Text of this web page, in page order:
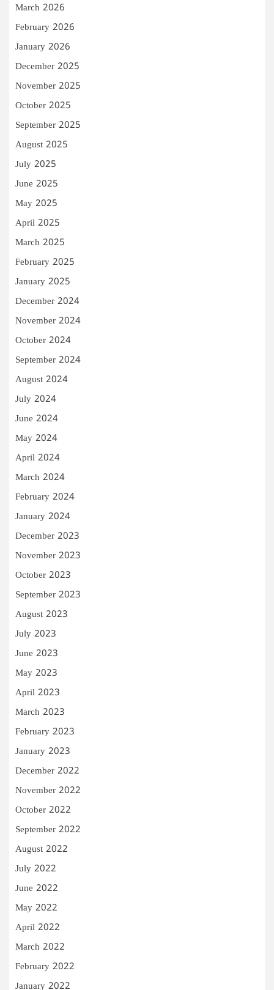
March 2026
February 2026
January 2026
December 2025
November 2025
October 2025
September 2025
August 2025
July 2025
June 2025
May 2025
April 2025
March 2025
February 2025
January 2025
December 2024
November 2024
October 2024
September 2024
August 2024
July 2024
June 2024
May 2024
April 2024
March 2024
February 2024
January 2024
December 2023
November 2023
October 2023
September 2023
August 2023
July 2023
June 2023
May 2023
April 2023
March 2023
February 2023
January 2023
December 2022
November 2022
October 2022
September 2022
August 2022
July 2022
June 2022
May 2022
April 2022
March 2022
February 2022
January 2022